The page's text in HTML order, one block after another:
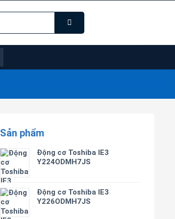
Sản phẩm
Động cơ Toshiba IE3
Y224ODMH7JS
Động cơ Toshiba IE3
Y226ODMH7JS